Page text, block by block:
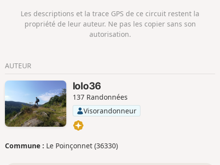
Les descriptions et la trace GPS de ce circuit restent la
propriété de leur auteur. Ne pas les copier sans son
autorisation.
AUTEUR
lolo36
137 Randonnées
Visorandonneur
Commune : Le Poinçonnet (36330)